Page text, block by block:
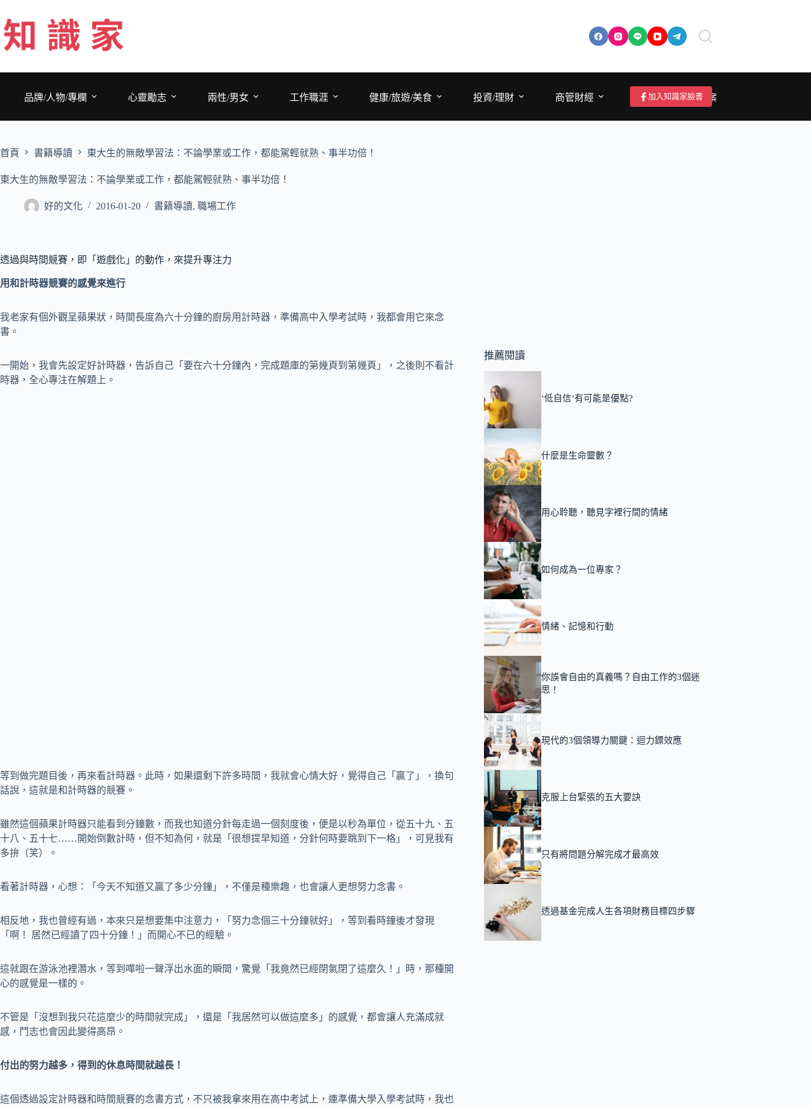
至
主
要
品牌/人物/專欄
心靈勵志 兩性/男女 工作職涯 健康/旅遊/美食 投資/理財 商管財經 成為作者/投稿/提案
加入知識家臉書
首頁 書籍導讀 東大生的無敵學習法：不論學業或工作，都能駕輕就熟、事半功倍！
東大生的無敵學習法：不論學業或工作，都能駕輕就熟、事半功倍！
好的文化 2016-01-20 書籍導讀, 職場工作
透過與時間競賽，即「遊戲化」的動作，來提升專注力
用和計時器競賽的感覺來進行
我老家有個外觀呈蘋果狀，時間長度為六十分鐘的廚房用計時器，準備高中入學考試時，我都會用它來念
書。
一開始，我會先設定好計時器，告訴自己「要在六十分鐘內，完成題庫的第幾頁到第幾頁」，之後則不看計
時器，全心專注在解題上。
等到做完題目後，再來看計時器。此時，如果還剩下許多時間，我就會心情大好，覺得自己「贏了」，換句
話說，這就是和計時器的競賽。
雖然這個蘋果計時器只能看到分鐘數，而我也知道分針每走過一個刻度後，便是以秒為單位，從五十九、五
十八、五十七……開始倒數計時，但不知為何，就是「很想提早知道，分針何時要跳到下一格」，可見我有
多拚（笑）。
看著計時器，心想：「今天不知道又贏了多少分鐘」，不僅是種樂趣，也會讓人更想努力念書。
相反地，我也曾經有過，本來只是想要集中注意力，「努力念個三十分鐘就好」，等到看時鐘後才發現
「啊！ 居然已經讀了四十分鐘！」而開心不已的經驗。
這就跟在游泳池裡潛水，等到嘩啦一聲浮出水面的瞬間，驚覺「我竟然已經閉氣閉了這麼久！」時，那種開
心的感覺是一樣的。
不管是「沒想到我只花這麼少的時間就完成」，還是「我居然可以做這麼多」的感覺，都會讓人充滿成就
感，鬥志也會因此變得高昂。
付出的努力越多，得到的休息時間就越長！
這個透過設定計時器和時間競賽的念書方式，不只被我拿來用在高中考試上，連準備大學入學考試時，我也
推薦閱讀
‘低自信’有可能是優點?
什麼是生命靈數？
用心聆聽，聽見字裡行間的情緒
如何成為一位專家？
情緒、記憶和行動
你誤會自由的真義嗎？自由工作的3個迷
思！
現代的3個領導力關鍵：迴力鏢效應
克服上台緊張的五大要訣
只有將問題分解完成才最高效
透過基金完成人生各項財務目標四步驟